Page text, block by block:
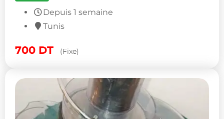
Depuis 1 semaine
Tunis
700 DT (Fixe)